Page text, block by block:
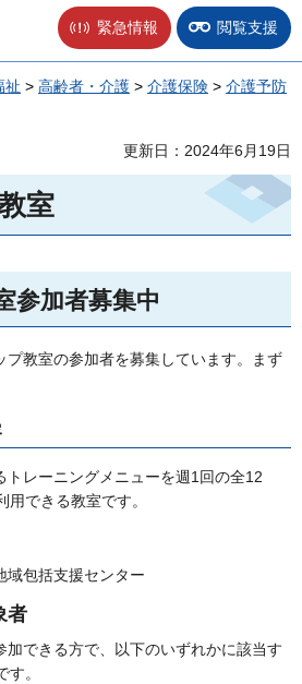
緊急情報 閲覧支援
祉 > 高齢者・介護 > 介護保険 > 介護予防
更新日：2024年6月19日
室
参加者募集中
プ教室の参加者を募集しています。まず
トレーニングメニューを週1回の全12
できる教室です。
域包括支援センター
者
加できる方で、以下のいずれかに該当す
。